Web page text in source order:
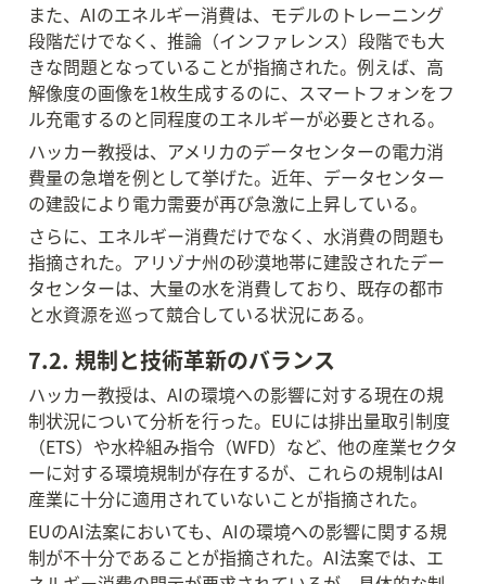
また、AIのエネルギー消費は、モデルのトレーニング
段階だけでなく、推論（インファレンス）段階でも大
きな問題となっていることが指摘された。例えば、高
解像度の画像を1枚生成するのに、スマートフォンをフ
ル充電するのと同程度のエネルギーが必要とされる。
ハッカー教授は、アメリカのデータセンターの電力消
費量の急増を例として挙げた。近年、データセンター
の建設により電力需要が再び急激に上昇している。
さらに、エネルギー消費だけでなく、水消費の問題も
指摘された。アリゾナ州の砂漠地帯に建設されたデー
タセンターは、大量の水を消費しており、既存の都市
と水資源を巡って競合している状況にある。
7.2. 規制と技術革新のバランス
ハッカー教授は、AIの環境への影響に対する現在の規
制状況について分析を行った。EUには排出量取引制度
（ETS）や水枠組み指令（WFD）など、他の産業セクタ
ーに対する環境規制が存在するが、これらの規制はAI
産業に十分に適用されていないことが指摘された。
EUのAI法案においても、AIの環境への影響に関する規
制が不十分であることが指摘された。AI法案では、エ